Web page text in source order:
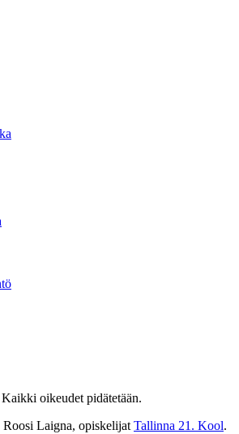
oikeudet pidätetään.
Roosi Laigna, opiskelijat Tallinna 21. Kool.